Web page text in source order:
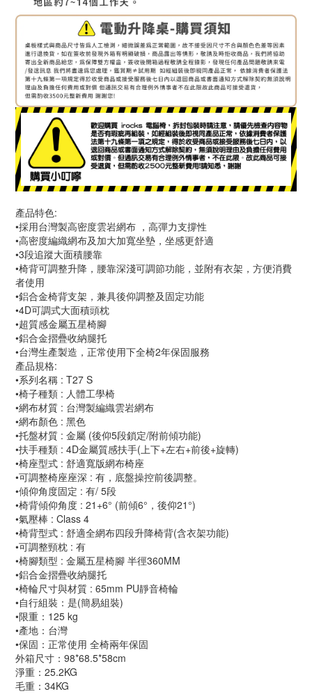
產品特色:
•採用台灣製高密度雲岩網布 ，高彈力支撐性
•高密度編織網布及加大加寬坐墊，坐感更舒適
•3段追蹤大面積腰靠
•椅背可調整升降，腰靠深淺可調節功能，並附有衣架，方便消費
者使用
•鋁合金椅背支架，兼具後仰調整及固定功能
•4D可調式大面積頭枕
•超質感金屬五星椅腳
•鋁合金摺疊收納腿托
•台灣生產製造，正常使用下全椅2年保固服務
產品規格:
•系列名稱 : T27 S
•椅子種類 : 人體工學椅
•網布材質 : 台灣製編織雲岩網布
•網布顏色 : 黑色
•托盤材質 : 金屬 (後仰5段鎖定/附前傾功能)
•扶手種類 : 4D金屬質感扶手(上下+左右+前後+旋轉)
•椅座型式 : 舒適寬版網布椅座
•可調整椅座座深 : 有，底盤操控前後調整。
•傾仰角度固定 : 有/ 5段
•椅背傾仰角度 : 21+6° (前傾6°，後仰21°)
•氣壓棒 : Class 4
•椅背型式 : 舒適全網布四段升降椅背(含衣架功能)
•可調整頸枕 : 有
•椅腳類型 : 金屬五星椅腳 半徑360MM
•鋁合金摺疊收納腿托
•椅輪尺寸與材質 : 65mm PU靜音椅輪
•自行組裝：是(簡易組裝)
•限重：125 kg
•產地：台灣
•保固：正常使用 全椅兩年保固
外箱尺寸：98*68.5*58cm
淨重：25.2KG
毛重：34KG